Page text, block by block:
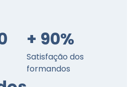
+ 90%
Satisfação dos
formandos